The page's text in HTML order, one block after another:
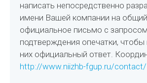
написать непосредственно
имени Вашей компании на
официальное письмо с запросом
подтверждения опечатки, чтобы
них официальный ответ.
http://www.niizhb-fgup.ru/contact/